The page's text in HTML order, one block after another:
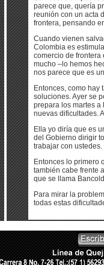
parece que, quería
reunión con un acta
frontera, pensando
Cuando vienen
Colombia es
comercio de frontera
mucho –lo hemos
nos parece que es
Entonces, como hay
soluciones. Ayer se
prepara los martes a
nuevas dificultades.
Ella yo diría que es
del Gobierno dirigir
trabajar con ustedes.
Entonces lo primero
también cabe frente
que se llama
Para mirar la
todas estas